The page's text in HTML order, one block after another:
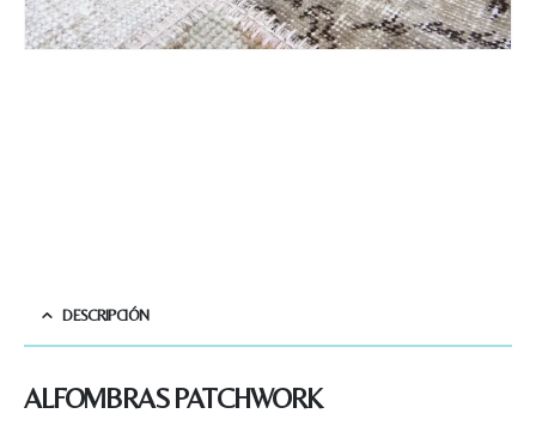
DESCRIPCIÓN
ALFOMBRAS PATCHWORK